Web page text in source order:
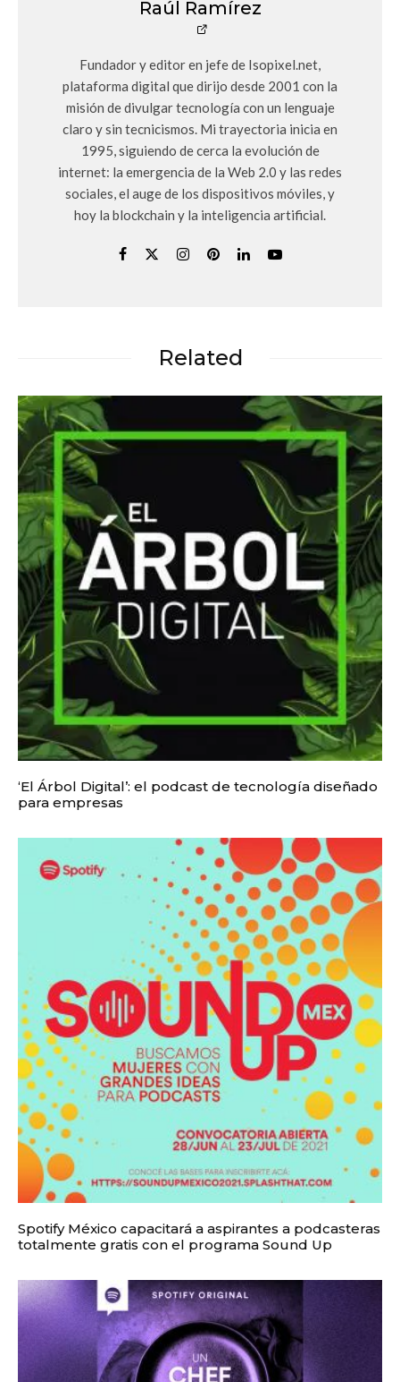
Raúl Ramírez
Fundador y editor en jefe de Isopixel.net,
plataforma digital que dirijo desde 2001 con la
misión de divulgar tecnología con un lenguaje
claro y sin tecnicismos. Mi trayectoria inicia en
1995, siguiendo de cerca la evolución de
internet: la emergencia de la Web 2.0 y las redes
sociales, el auge de los dispositivos móviles, y
hoy la blockchain y la inteligencia artificial.
Related
‘El Árbol Digital’: el podcast de tecnología diseñado
para empresas
Spotify México capacitará a aspirantes a podcasteras
totalmente gratis con el programa Sound Up